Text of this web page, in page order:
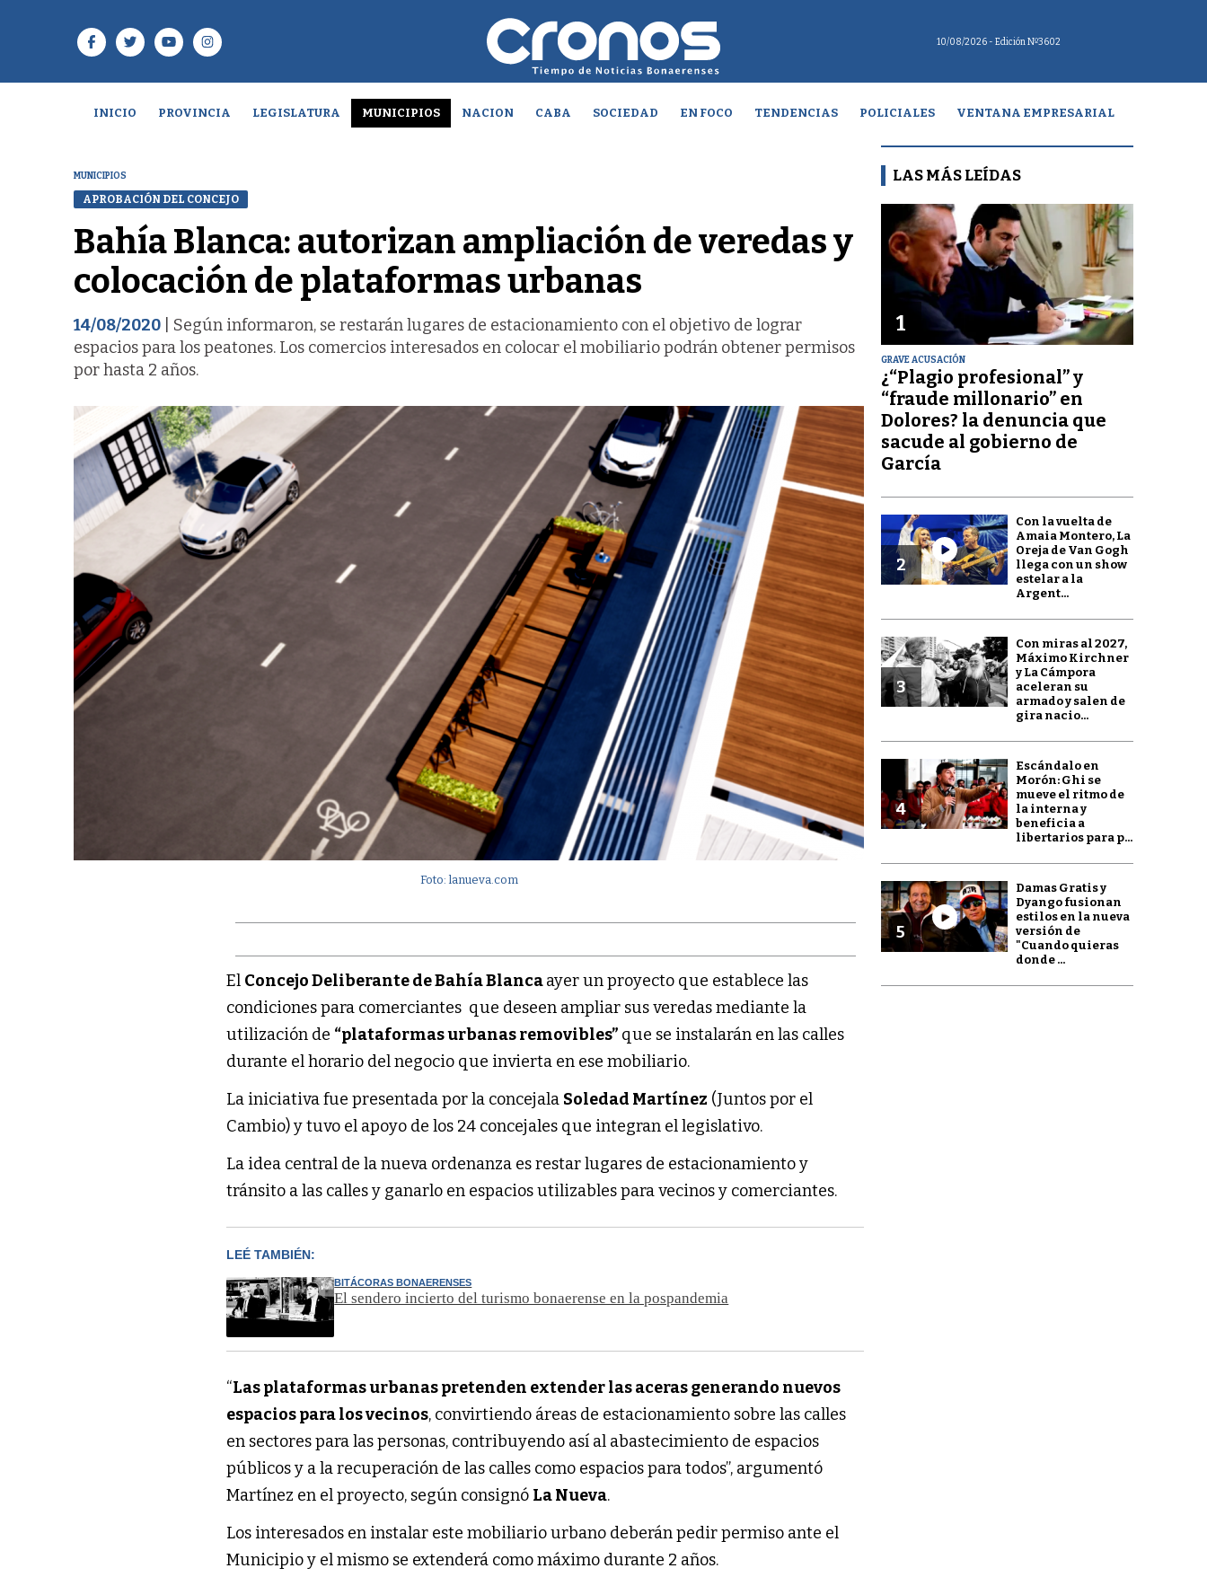
10/08/2026 - Edición Nº3602
INICIO PROVINCIA LEGISLATURA MUNICIPIOS NACION CABA SOCIEDAD EN FOCO TENDENCIAS POLICIALES VENTANA EMPRESARIAL
MUNICIPIOS
APROBACIÓN DEL CONCEJO
Bahía Blanca: autorizan ampliación de veredas y
colocación de plataformas urbanas
14/08/2020 | Según informaron, se restarán lugares de estacionamiento con el objetivo de lograr
espacios para los peatones. Los comercios interesados en colocar el mobiliario podrán obtener permisos
por hasta 2 años.
Foto: lanueva.com
El Concejo Deliberante de Bahía Blancaayer un proyecto que establece las
condiciones para comerciantes que deseen ampliar sus veredas mediante la
utilización de “plataformas urbanas removibles” que se instalarán en las calles
durante el horario del negocio que invierta en ese mobiliario.
La iniciativa fue presentada por la concejala Soledad Martínez (Juntos por el
Cambio) y tuvo el apoyo de los 24 concejales que integran el legislativo.
La idea central de la nueva ordenanza es restar lugares de estacionamiento y
tránsito a las calles y ganarlo en espacios utilizables para vecinos y comerciantes.
LEÉ TAMBIÉN:
BITÁCORAS BONAERENSES
El sendero incierto del turismo bonaerense en la pospandemia
“Las plataformas urbanas pretenden extender las aceras generando nuevos
espacios para los vecinos, convirtiendo áreas de estacionamiento sobre las calles
en sectores para las personas, contribuyendo así al abastecimiento de espacios
públicos y a la recuperación de las calles como espacios para todos”, argumentó
Martínez en el proyecto, según consignó La Nueva.
Los interesados en instalar este mobiliario urbano deberán pedir permiso ante el
Municipio y el mismo se extenderá como máximo durante 2 años.
LAS MÁS LEÍDAS
1
GRAVE ACUSACIÓN
¿“Plagio profesional” y
“fraude millonario” en
Dolores? la denuncia que
sacude al gobierno de
García
2
Con la vuelta de
Amaia Montero, La
Oreja de Van Gogh
llega con un show
estelar a la
Argent...
3
Con miras al 2027,
Máximo Kirchner
y La Cámpora
aceleran su
armado y salen de
gira nacio...
4
Escándalo en
Morón: Ghi se
mueve el ritmo de
la interna y
beneficia a
libertarios para p...
5
Damas Gratis y
Dyango fusionan
estilos en la nueva
versión de
"Cuando quieras
donde ...